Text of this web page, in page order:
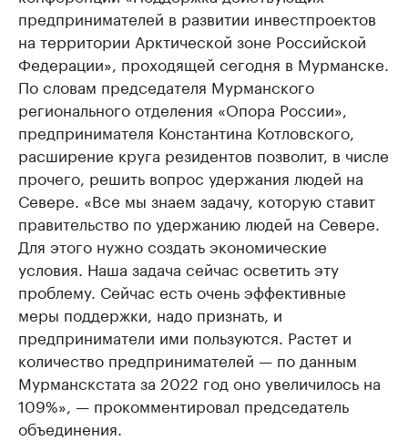
предпринимателей в развитии инвестпроектов
на территории Арктической зоне Российской
Федерации», проходящей сегодня в Мурманске.
По словам председателя Мурманского
регионального отделения «Опора России»,
предпринимателя Константина Котловского,
расширение круга резидентов позволит, в числе
прочего, решить вопрос удержания людей на
Севере. «Все мы знаем задачу, которую ставит
правительство по удержанию людей на Севере.
Для этого нужно создать экономические
условия. Наша задача сейчас осветить эту
проблему. Сейчас есть очень эффективные
меры поддержки, надо признать, и
предприниматели ими пользуются. Растет и
количество предпринимателей — по данным
Мурманскстата за 2022 год оно увеличилось на
109%», — прокомментировал председатель
объединения.